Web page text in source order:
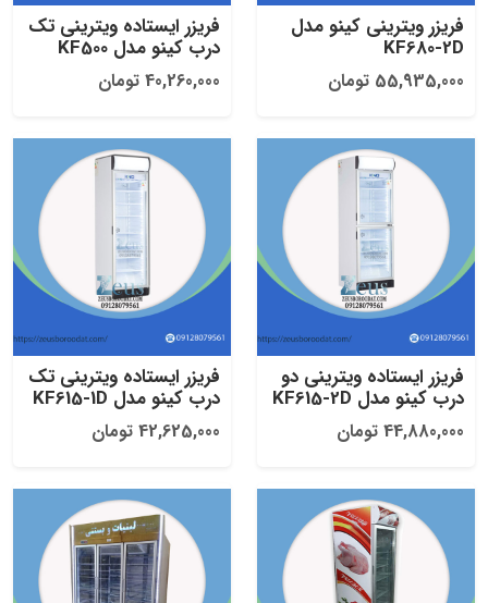
فریزر ویترینی کینو مدل
KF680-2D
55,935,000 تومان
فریزر ایستاده ویترینی تک
درب کینو مدل KF500
40,260,000 تومان
فریزر ایستاده ویترینی دو
درب کینو مدل KF615-2D
44,880,000 تومان
فریزر ایستاده ویترینی تک
درب کینو مدل KF615-1D
42,625,000 تومان